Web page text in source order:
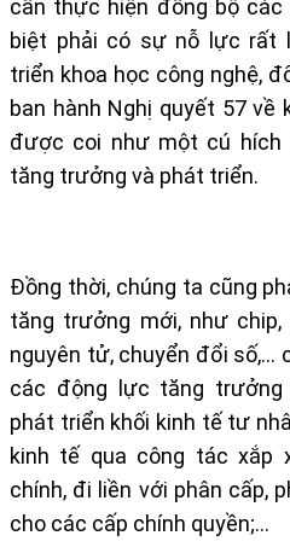
cần thực hiện đồng bộ các
biệt phải có sự nỗ lực rất
triển khoa học công nghệ,
ban hành Nghị quyết 57 về
được coi như một cú hích
tăng trưởng và phát triển.
Đồng thời, chúng ta cũng
tăng trưởng mới, như chip,
nguyên tử, chuyển đổi số,...
các động lực tăng
phát triển khối kinh tế tư
kinh tế qua công tác xắp
chính, đi liền với phân cấp,
cho các cấp chính quyền;…